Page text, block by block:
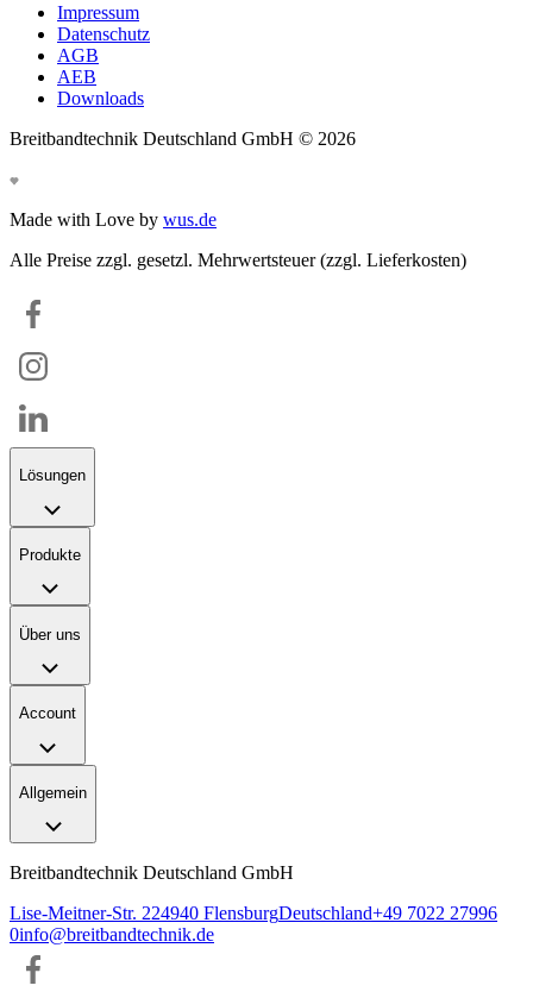
Impressum
Datenschutz
AGB
AEB
Downloads
Breitbandtechnik Deutschland GmbH © 2026
Made with Love by wus.de
Alle Preise zzgl. gesetzl. Mehrwertsteuer (zzgl. Lieferkosten)
Lösungen
Produkte
Über uns
Account
Allgemein
Breitbandtechnik Deutschland GmbH
Lise-Meitner-Str. 224940 FlensburgDeutschland+49 7022 27996
0info@breitbandtechnik.de